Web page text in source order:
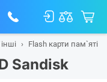
Flash карти пам`яті
Sandisk